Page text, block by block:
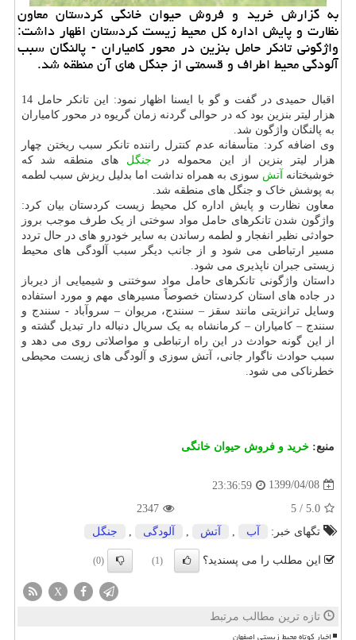
به گزارش خرید و فروش حیوان خانگی كردستان معاون
نظارت و پایش اداره كل محیط زیست كردستان اظهار داشت:
واژگونی تانكر حامل بنزین در محور كامیاران - پالنگان سبب
آلودگی محیط اطراف و قسمتی از جنگل های آن منطقه شد.
اقبال حمیدی در گفت و گو با ایسنا اظهار نمود: این تانکر حامل 14
هزار لیتر بنزین بود که در حوالی گردنه زمان گریوه در محور کامیاران
به پالنگان واژگون شد.
وی اضافه کرد: متأسفانه عدم کنترل راننده تانکر سبب ریختن چهار
هزار لیتر بنزین از این محموله در جنگل های منطقه شد که
خوشبختانه آتش سوزی به همراه نداشت اما بدلیل ریزش سبب لطمه
به پوشش خاک و جنگل های منطقه شد.
معاون نظارت و پایش اداره کل محیط زیست کردستان بیان کرد:
واژگون شدن تانکرهای حامل مواد سوختی از یک طرف موجب بروز
حوادثی نظیر انفجار و لطمه رساندن به سایر خودرو های در حال تردد
مسیر ارتباطی می شود و از جانب دیگر سبب آلودگی های محیط
زیستی جبران ناپذیری می شود.
داستان واژگونی تانکرهای حامل مواد سوختنی و شیمیایی از دیرباز
در جاده های استان کردستان خصوصاً مسیرهای مهم و مورد استفاده
وسایل ترانزیتی مانند سقز – سنندج، مریوان – سروآباد - سنندج و
سنندج – کامیاران – کرمانشاه به یک سریال دنباله دار تبدیل گشته و
از این گونه حوادث در این راه ارتباطی و مواصلاتی روی می دهد و
سبب حوادث ناگوار جانی، آتش سوزی و آلودگی های زیست محیطی
خطرناکی می شود.
منبع: خرید و فروش حیوان خانگی
1399/04/08
23:36:59
5.0
/
5
2347
تگهای خبر:
آب آتش آلودگی جنگل
این مطلب را می پسندید؟ (1)
(0)
X
تازه ترین مطالب مرتبط
اخبار کوتاه محیط زیستی اصفهان